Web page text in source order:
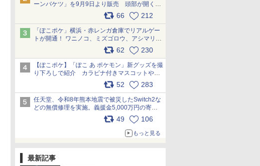
ーンバケツ」を9月9日より販売 頭部が開く仕
組み。味は恐怖を堪のう「味噌フレーバー」
66 212
「ぽこポケ」横浜・赤レンガ倉庫でリアルゲー
トが開通！ ワニノコ、ミズゴロウ、アシマリ登
場シーンをレポート pic.x.com/LDgEByVl6D
62 230
【ぽこポケ】「ぽこ あ ポケモン」新グッズを撮
り下ろしで紹介 カラビナ付きマスコットやス
52 283
任天堂、令和8年熊本地震で被災したSwitch2な
どの無償修理を実施。義援金5,000万円の寄付
も発表 pic.x.com/BAYsMfUfUC
49 106
もっと見る
最新記事